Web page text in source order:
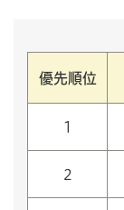
優先順位
1
2